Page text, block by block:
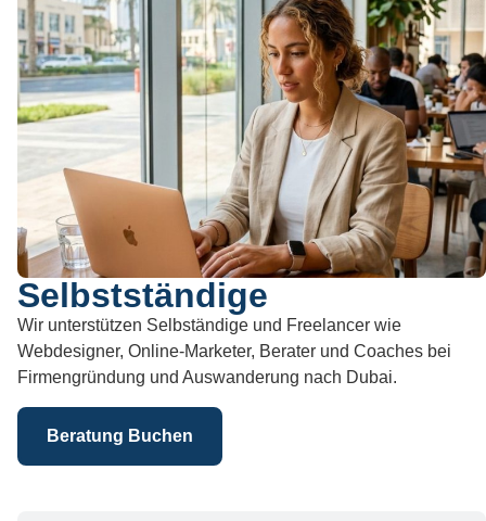
Selbstständige
Wir unterstützen Selbständige und Freelancer wie
Webdesigner, Online-Marketer, Berater und Coaches bei
Firmengründung und Auswanderung nach Dubai.
Beratung Buchen